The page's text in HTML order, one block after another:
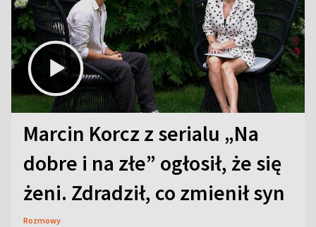
Marcin Korcz z serialu „Na
dobre i na złe” ogłosił, że się
żeni. Zdradził, co zmienił syn
Rozmowy